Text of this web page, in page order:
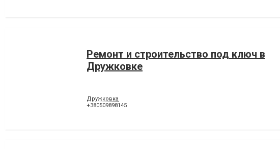
Ремонт и строительство под ключ в
Дружковке
Дружковка
+380509898145